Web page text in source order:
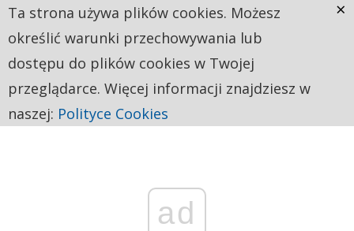
ad
Ta strona używa plików cookies. Możesz
określić warunki przechowywania lub
dostępu do plików cookies w Twojej
przeglądarce. Więcej informacji znajdziesz w
naszej: Polityce Cookies
×